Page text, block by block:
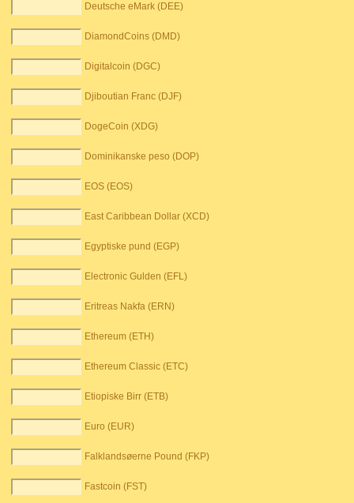
Deutsche eMark (DEE)
DiamondCoins (DMD)
Digitalcoin (DGC)
Djiboutian Franc (DJF)
DogeCoin (XDG)
Dominikanske peso (DOP)
EOS (EOS)
East Caribbean Dollar (XCD)
Egyptiske pund (EGP)
Electronic Gulden (EFL)
Eritreas Nakfa (ERN)
Ethereum (ETH)
Ethereum Classic (ETC)
Etiopiske Birr (ETB)
Euro (EUR)
Falklandsøerne Pound (FKP)
Fastcoin (FST)